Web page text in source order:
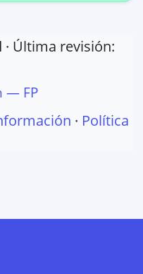
· Última revisión:
— FP
· Política